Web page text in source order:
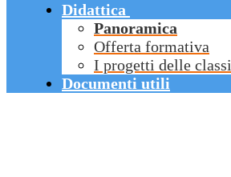
Didattica
Panoramica
Offerta formativa
I progetti delle classi
Documenti utili